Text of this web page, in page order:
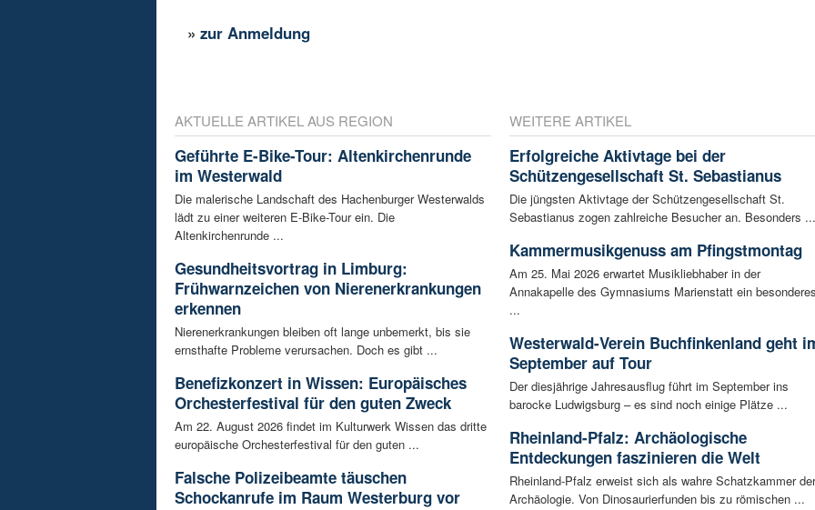
»zur Anmeldung
AKTUELLE ARTIKEL AUS REGION
Geführte E-Bike-Tour: Altenkirchenrunde
im Westerwald
Die malerische Landschaft des Hachenburger Westerwalds
lädt zu einer weiteren E-Bike-Tour ein. Die
Altenkirchenrunde ...
Gesundheitsvortrag in Limburg:
Frühwarnzeichen von Nierenerkrankungen
erkennen
Nierenerkrankungen bleiben oft lange unbemerkt, bis sie
ernsthafte Probleme verursachen. Doch es gibt ...
Benefizkonzert in Wissen: Europäisches
Orchesterfestival für den guten Zweck
Am 22. August 2026 findet im Kulturwerk Wissen das dritte
europäische Orchesterfestival für den guten ...
Falsche Polizeibeamte täuschen
Schockanrufe im Raum Westerburg vor
WEITERE ARTIKEL
Erfolgreiche Aktivtage bei der
Schützengesellschaft St. Sebastianus
Die jüngsten Aktivtage der Schützengesellschaft St.
Sebastianus zogen zahlreiche Besucher an. Besonders ...
Kammermusikgenuss am Pfingstmontag
Am 25. Mai 2026 erwartet Musikliebhaber in der
Annakapelle des Gymnasiums Marienstatt ein
...
Westerwald-Verein Buchfinkenland geht
September auf Tour
Der diesjährige Jahresausflug führt im September ins
barocke Ludwigsburg – es sind noch einige Plätze ...
Rheinland-Pfalz: Archäologische
Entdeckungen faszinieren die Welt
Rheinland-Pfalz erweist sich als wahre Schatzkammer der
Archäologie. Von Dinosaurierfunden bis zu römischen ...